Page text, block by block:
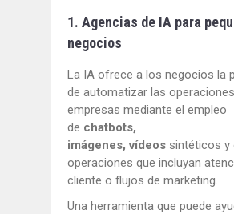
1. Agencias de IA para
negocios
La IA ofrece a los negocios la
de automatizar las
empresas mediante el empleo
de chatbots,
imágenes, vídeos sintéticos y
operaciones que incluyan
cliente o flujos de marketing.
Una herramienta que puede